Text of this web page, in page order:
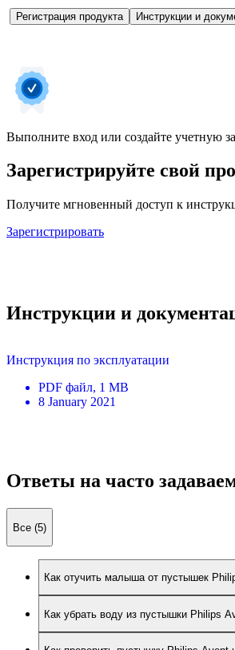
Регистрация продукта Инструкции и
Выполните вход или создайте учетную
Зарегистрируйте свой
Получите мгновенный доступ к
Зарегистрировать
Инструкции и
Инструкция по эксплуатации
PDF файл, 1 MB
8 January 2021
Ответы на часто
Все (5)
Как отучить малыша от пустышек
Как убрать воду из пустышки Philips